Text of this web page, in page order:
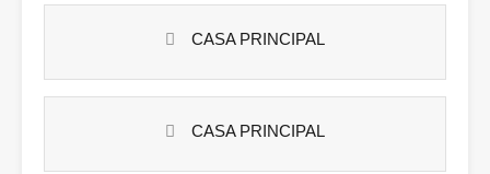
CASA PRINCIPAL
CASA PRINCIPAL